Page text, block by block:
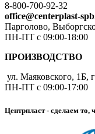
8-800-700-92-32
office@centerplast-
Парголово,
ПН-ПТ с 09:00-18:00
ПРОИЗВОДСТВО
ул. Маяковского, 1Б,
ПН-ПТ с 09:00-17:00
Центрпласт - сделаем то,